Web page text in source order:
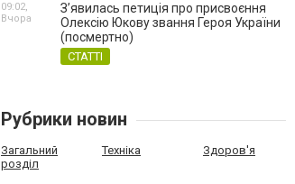
З’явилась петиція про присвоєння
Олексію Юкову звання Героя України
(посмертно)
СТАТТІ
09:02,
Вчора
Рубрики новин
Загальний
розділ
Техніка Здоров'я